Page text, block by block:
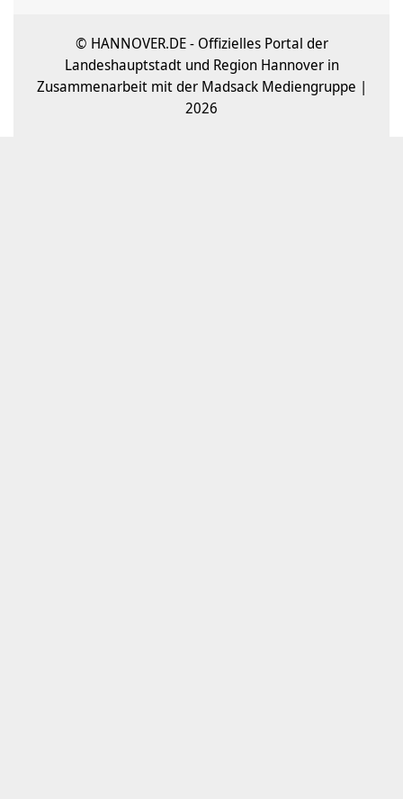
© HANNOVER.DE - Offizielles Portal der
Landeshauptstadt und Region Hannover in
Zusammenarbeit mit der Madsack Mediengruppe |
2026